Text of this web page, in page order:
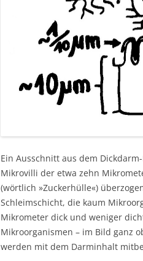
Ein Ausschnitt aus dem
Mikrovilli der etwa zehn
(wörtlich »Zuckerhülle«)
Schleimschicht, die kaum
Mikrometer dick und weniger
Mikroorganismen – im Bild ganz
werden mit dem Darminhalt